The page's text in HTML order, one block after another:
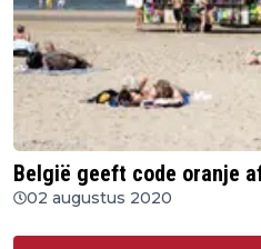
België geeft code oranje
02 augustus 2020